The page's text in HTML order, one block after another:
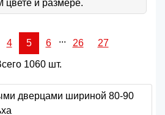
и размере.
4 5 6 ... 26 27
1060 шт.